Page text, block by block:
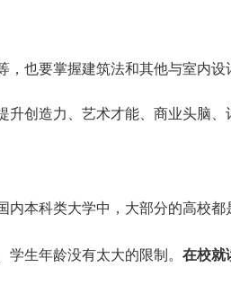
也要掌握建筑法和其他与室内
创造力、艺术才能、商业头脑、
内本科类大学中，大部分的高校都
学生年龄没有太大的限制。在校就